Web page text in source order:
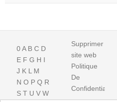
0A B C D
E F G H I
J K L M
N O P Q R
S T U V W
Supprimer
site web
Politique
De
Confidentialite